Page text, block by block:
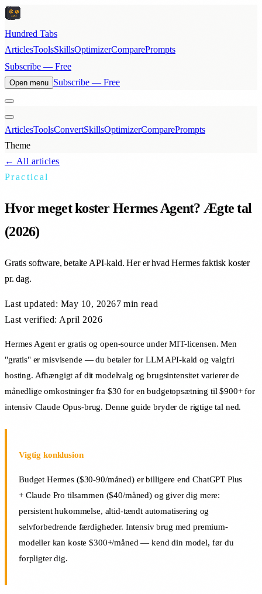
Hundred Tabs
ArticlesToolsSkillsOptimizerComparePrompts
Subscribe — Free
Open menu Subscribe — Free
ArticlesToolsConvertSkillsOptimizerComparePrompts
Theme
← All articles
Practical
Hvor meget koster Hermes Agent? Ægte tal
(2026)
Gratis software, betalte API-kald. Her er hvad Hermes faktisk koster
pr. dag.
Last updated: May 10, 20267 min read
Last verified: April 2026
Hermes Agent er gratis og open-source under MIT-licensen. Men
"gratis" er misvisende — du betaler for LLM API-kald og valgfri
hosting. Afhængigt af dit modelvalg og brugsintensitet varierer de
månedlige omkostninger fra $30 for en budgetopsætning til $900+ for
intensiv Claude Opus-brug. Denne guide bryder de rigtige tal ned.
Vigtig konklusion
Budget Hermes ($30-90/måned) er billigere end ChatGPT Plus
+ Claude Pro tilsammen ($40/måned) og giver dig mere:
persistent hukommelse, altid-tændt automatisering og
selvforbedrende færdigheder. Intensiv brug med premium-
modeller kan koste $300+/måned — kend din model, før du
forpligter dig.